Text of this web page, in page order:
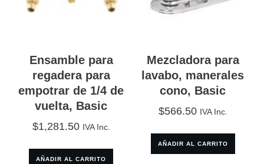
Ensamble para
regadera para
empotrar de 1/4 de
vuelta, Basic
$1,281.50 IVA Inc.
AÑADIR AL CARRITO
Mezcladora para
lavabo, manerales
cono, Basic
$566.50 IVA Inc.
AÑADIR AL CARRITO